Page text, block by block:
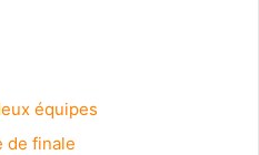
équipes
de finale